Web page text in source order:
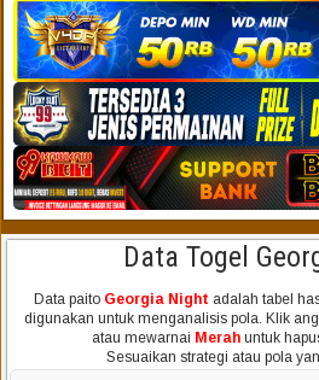
Data Togel
Data paito Georgia Night adalah tabel
digunakan untuk menganalisis pola. Klik
atau mewarnai Merah untuk
Sesuaikan strategi atau pola